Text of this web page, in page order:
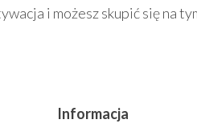
i możesz skupić się na
Informacja